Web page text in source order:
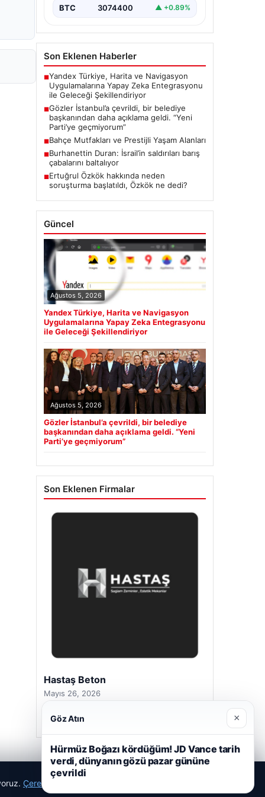
BTC 3074400 ▲ +0.89%
Son Eklenen Haberler
■Yandex Türkiye, Harita ve Navigasyon
Uygulamalarına Yapay Zeka Entegrasyonu
ile Geleceği Şekillendiriyor
■Gözler İstanbul’a çevrildi, bir belediye
başkanından daha açıklama geldi. “Yeni
Parti’ye geçmiyorum”
■Bahçe Mutfakları ve Prestijli Yaşam Alanları
■Burhanettin Duran: İsrail’in saldırıları barış
çabalarını baltalıyor
■Ertuğrul Özkök hakkında neden
soruşturma başlatıldı, Özkök ne dedi?
Güncel
Ağustos 5, 2026
Yandex Türkiye, Harita ve Navigasyon
Uygulamalarına Yapay Zeka Entegrasyonu
ile Geleceği Şekillendiriyor
Ağustos 5, 2026
Gözler İstanbul’a çevrildi, bir belediye
başkanından daha açıklama geldi. “Yeni
Parti’ye geçmiyorum”
Son Eklenen Firmalar
Hastaş Beton
Mayıs 26, 2026
Çerez Politikamız
Göz Atın ×
Hürmüz Boğazı kördüğüm! JD Vance tarih
verdi, dünyanın gözü pazar gününe
çevrildi